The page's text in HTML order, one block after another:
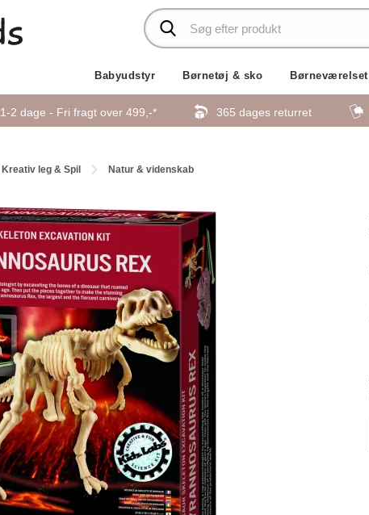
Babyudstyr Børnetøj & sko Børneværelset
1-2 dage - Fri fragt over 499,-* 365 dages returret
Kreativ leg & Spil Natur & videnskab